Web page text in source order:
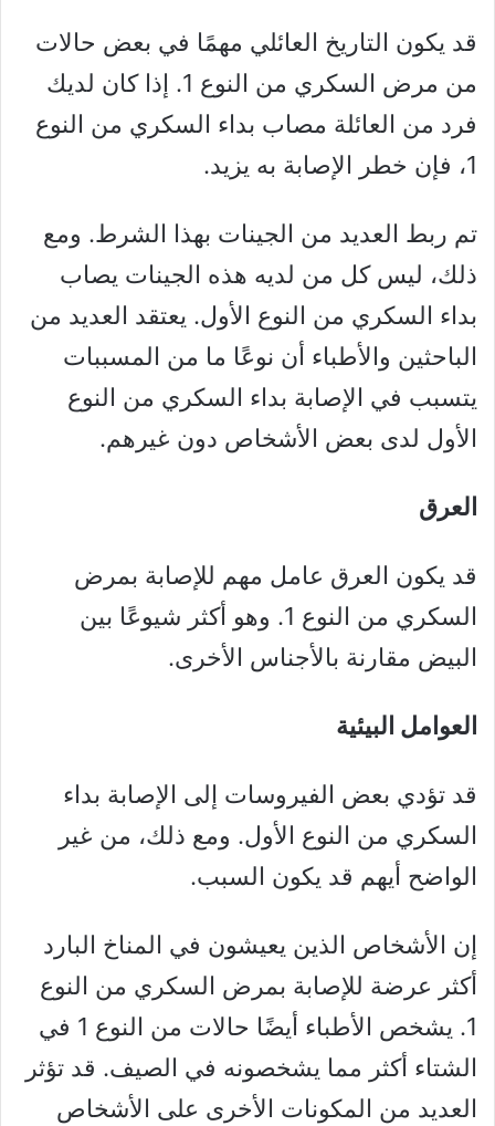
قد يكون التاريخ العائلي مهمًا في بعض حالات
من مرض السكري من النوع 1. إذا كان لديك
فرد من العائلة مصاب بداء السكري من النوع
1، فإن خطر الإصابة به يزيد.
تم ربط العديد من الجينات بهذا الشرط. ومع
ذلك، ليس كل من لديه هذه الجينات يصاب
بداء السكري من النوع الأول. يعتقد العديد من
الباحثين والأطباء أن نوعًا ما من المسببات
يتسبب في الإصابة بداء السكري من النوع
الأول لدى بعض الأشخاص دون غيرهم.
العرق
قد يكون العرق عامل مهم للإصابة بمرض
السكري من النوع 1. وهو أكثر شيوعًا بين
البيض مقارنة بالأجناس الأخرى.
العوامل البيئية
قد تؤدي بعض الفيروسات إلى الإصابة بداء
السكري من النوع الأول. ومع ذلك، من غير
الواضح أيهم قد يكون السبب.
إن الأشخاص الذين يعيشون في المناخ البارد
أكثر عرضة للإصابة بمرض السكري من النوع
1. يشخص الأطباء أيضًا حالات من النوع 1 في
الشتاء أكثر مما يشخصونه في الصيف. قد تؤثر
العديد من المكونات الأخرى على الأشخاص